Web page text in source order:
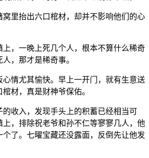
里抬出六口棺材，却并不影响他们的心
，一晚上死几个人，根本不算什么稀奇
，那才是稀奇事。
情尤其愉快。早上一开门，就有生意送
棺材，真是财神爷保佑。
收入，发现手头上的积蓄已经相当可
上，排除祝老爷和孙不仁等寥寥几人，他
个了。七曜宝藏还没露面，反倒先让他发